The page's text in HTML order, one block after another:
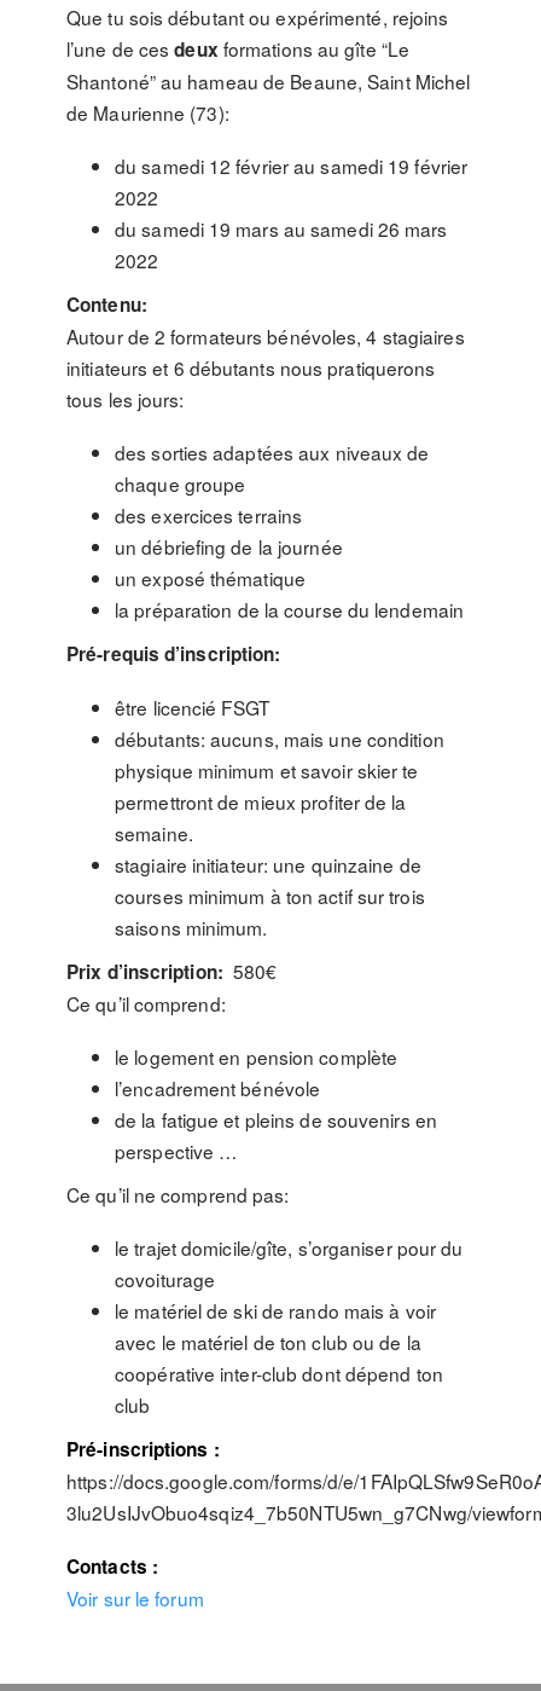
Que tu sois débutant ou expérimenté, rejoins
l’une de cesdeux formations au gîte “Le
Shantoné” au hameau de Beaune, Saint Michel
de Maurienne (73):
du samedi 12 février au samedi 19 février
2022
du samedi 19 mars au samedi 26 mars
2022
Contenu:
Autour de 2 formateurs bénévoles, 4 stagiaires
initiateurs et 6 débutants nous pratiquerons
tous les jours:
des sorties adaptées aux niveaux de
chaque groupe
des exercices terrains
un débriefing de la journée
un exposé thématique
la préparation de la course du lendemain
Pré-requis d’inscription:
être licencié FSGT
débutants: aucuns, mais une condition
physique minimum et savoir skier te
permettront de mieux profiter de la
semaine.
stagiaire initiateur: une quinzaine de
courses minimum à ton actif sur trois
saisons minimum.
Prix d’inscription: 580€
Ce qu’il comprend:
le logement en pension complète
l’encadrement bénévole
de la fatigue et pleins de souvenirs en
perspective …
Ce qu’il ne comprend pas:
le trajet domicile/gîte, s’organiser pour du
covoiturage
le matériel de ski de rando mais à voir
avec le matériel de ton club ou de la
coopérative inter-club dont dépend ton
club
Pré-inscriptions :
https://docs.google.com/forms/d/e/
3lu2UsIJvObuo4sqiz4_7b50NTU5wn_g7CNwg/
Contacts :
Voir sur le forum